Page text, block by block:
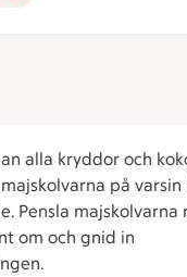
alla kryddor och
på varsin
Pensla majskolvarna
om och gnid in